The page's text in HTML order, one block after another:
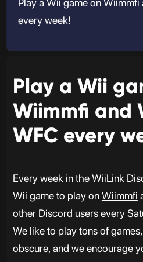
Play a Wii game on
every week!
Play a Wii
Wiimmfi and
WFC every
Every week in the WiiLink
Wii game to play onWiimmfi
other Discord users every
We like to play tons of
obscure, and we encourage